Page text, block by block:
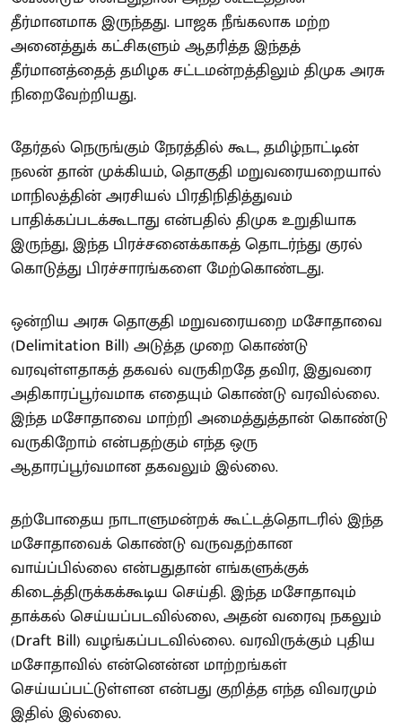
தீர்மானமாக இருந்தது. பாஜக நீங்கலாக மற்ற
அனைத்துக் கட்சிகளும் ஆதரித்த இந்தத்
தீர்மானத்தைத் தமிழக சட்டமன்றத்திலும் திமுக அரசு
நிறைவேற்றியது.
தேர்தல் நெருங்கும் நேரத்தில் கூட, தமிழ்நாட்டின்
நலன் தான் முக்கியம், தொகுதி மறுவரையறையால்
மாநிலத்தின் அரசியல் பிரதிநிதித்துவம்
பாதிக்கப்படக்கூடாது என்பதில் திமுக உறுதியாக
இருந்து, இந்த பிரச்சனைக்காகத் தொடர்ந்து குரல்
கொடுத்து பிரச்சாரங்களை மேற்கொண்டது.
ஒன்றிய அரசு தொகுதி மறுவரையறை மசோதாவை
(Delimitation Bill) அடுத்த முறை கொண்டு
வரவுள்ளதாகத் தகவல் வருகிறதே தவிர, இதுவரை
அதிகாரப்பூர்வமாக எதையும் கொண்டு வரவில்லை.
இந்த மசோதாவை மாற்றி அமைத்துத்தான் கொண்டு
வருகிறோம் என்பதற்கும் எந்த ஒரு
ஆதாரப்பூர்வமான தகவலும் இல்லை.
தற்போதைய நாடாளுமன்றக் கூட்டத்தொடரில் இந்த
மசோதாவைக் கொண்டு வருவதற்கான
வாய்ப்பில்லை என்பதுதான் எங்களுக்குக்
கிடைத்திருக்கக்கூடிய செய்தி. இந்த மசோதாவும்
தாக்கல் செய்யப்படவில்லை, அதன் வரைவு நகலும்
(Draft Bill) வழங்கப்படவில்லை. வரவிருக்கும் புதிய
மசோதாவில் என்னென்ன மாற்றங்கள்
செய்யப்பட்டுள்ளன என்பது குறித்த எந்த விவரமும்
இதில் இல்லை.